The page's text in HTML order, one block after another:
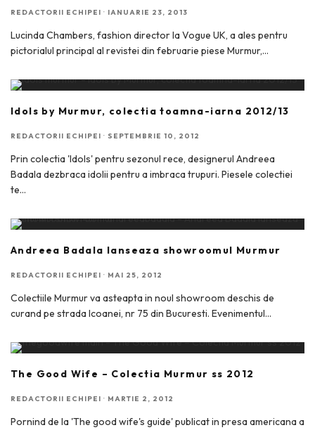
REDACTORII ECHIPEI · IANUARIE 23, 2013
Lucinda Chambers, fashion director la Vogue UK, a ales pentru
pictorialul principal al revistei din februarie piese Murmur,...
Idols by Murmur, colectia toamna-iarna 2012/13
REDACTORII ECHIPEI · SEPTEMBRIE 10, 2012
Prin colectia 'Idols' pentru sezonul rece, designerul Andreea
Badala dezbraca idolii pentru a imbraca trupuri. Piesele colectiei
te...
Andreea Badala lanseaza showroomul Murmur
REDACTORII ECHIPEI · MAI 25, 2012
Colectiile Murmur va asteapta in noul showroom deschis de
curand pe strada Icoanei, nr 75 din Bucuresti. Evenimentul...
The Good Wife – Colectia Murmur ss 2012
REDACTORII ECHIPEI · MARTIE 2, 2012
Pornind de la 'The good wife's guide' publicat in presa americana a